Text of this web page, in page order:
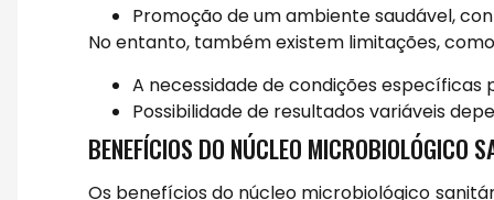
Promoção de um ambiente saudável,
No entanto, também existem limitações,
A necessidade de condições
Possibilidade de resultados variáveis
BENEFÍCIOS DO NÚCLEO MICROBIOLÓGICO
Os benefícios do núcleo microbiológico